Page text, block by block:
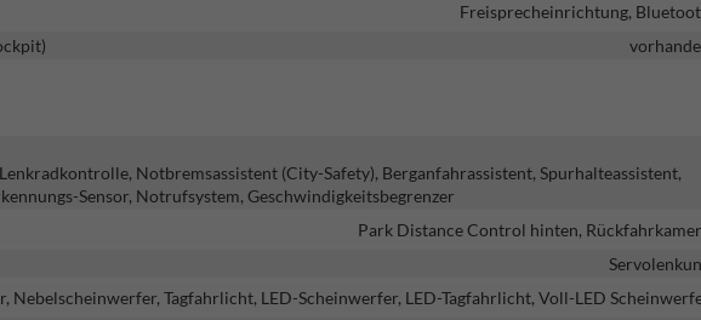
Freisprecheinrichtung,
Notbremsassistent (City-Safety), Berganfahrassistent, Spurhalteassistent,
Sensor, Notrufsystem, Geschwindigkeitsbegrenzer
Park Distance Control hinten,
Nebelscheinwerfer, Tagfahrlicht, LED-Scheinwerfer, LED-Tagfahrlicht, Voll-LED